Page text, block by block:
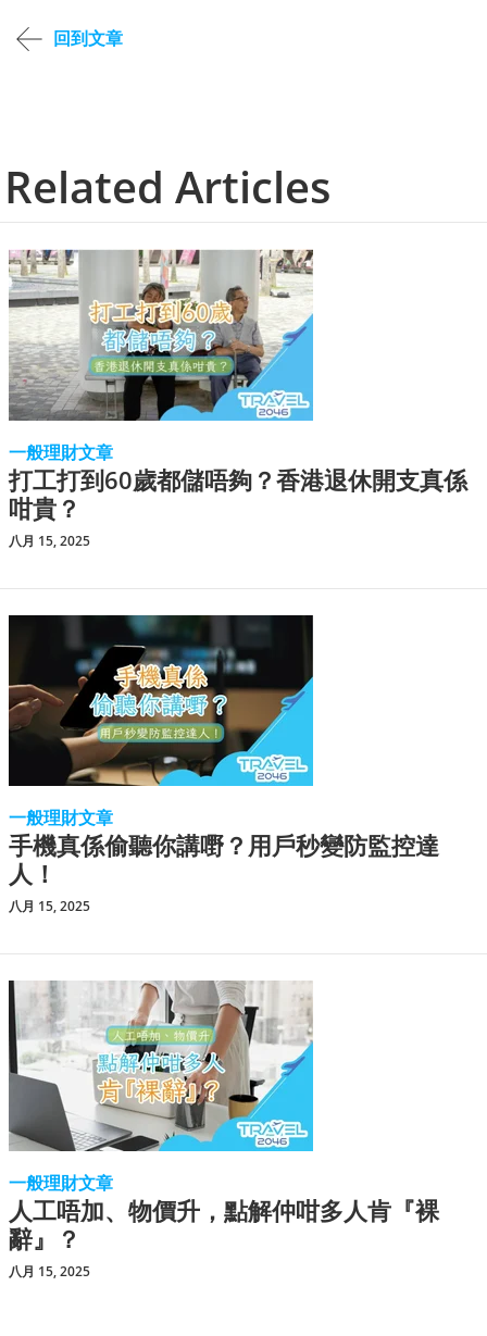
回到文章
Related Articles
一般理財文章
打工打到60歲都儲唔夠？香港退休開支真係
咁貴？
八月 15, 2025
一般理財文章
手機真係偷聽你講嘢？用戶秒變防監控達
人！
八月 15, 2025
一般理財文章
人工唔加、物價升，點解仲咁多人肯『裸
辭』？
八月 15, 2025